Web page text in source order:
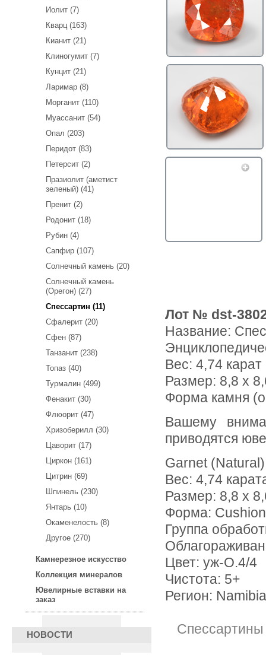
Иолит (7)
Кварц (163)
Кианит (21)
Клиногумит (7)
Кунцит (21)
Ларимар (8)
Морганит (110)
Муассанит (54)
Опал (203)
Перидот (83)
Петерсит (2)
Празиолит (аметист
зеленый) (41)
Пренит (2)
Родонит (18)
Рубин (4)
Сапфир (107)
Солнечный камень (20)
Солнечный камень
(Орегон) (27)
Спессартин (11)
Сфалерит (20)
Сфен (87)
Танзанит (238)
Топаз (40)
Турмалин (499)
Фенакит (30)
Флюорит (47)
Хризоберилл (30)
Цаворит (17)
Циркон (161)
Цитрин (69)
Шпинель (230)
Янтарь (10)
Окаменелость (8)
Другое (270)
Камнерезное искусство
Коллекция минералов
Ювелирные вставки на
заказ
НОВОСТИ
Лот № dst-
Название:
Вес: 4,74 карат
Размер: 8,8 x
Форма камня
Вашему вниманию предлагается спессартин гранат! Ниже
приводятся
Garnet (Natural)
Вес: 4,74
Размер: 8,8 х
Форма: Cushion
Группа
Цвет: уж-О.4/4
Чистота: 5+
Регион: Namibia